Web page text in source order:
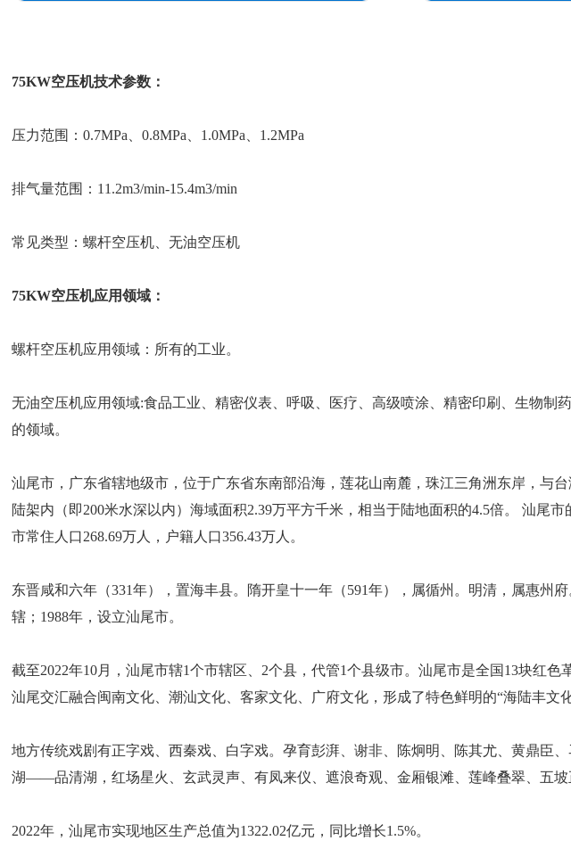
75KW空压机技术参数：
压力范围：0.7MPa、0.8MPa、1.0MPa、1.2MPa
排气量范围：11.2m3/min-15.4m3/min
常见类型：螺杆空压机、无油空压机
75KW空压机应用领域：
螺杆空压机应用领域：所有的工业。
无油空压机应用领域:食品工业、精密仪表、呼吸、医疗、高级喷涂、精密印刷、生物
的领域。
汕尾市，广东省辖地级市，位于广东省东南部沿海，莲花山南麓，珠江三角洲东岸，与
陆架内（即200米水深以内）海域面积2.39万平方千米，相当于陆地面积的4.5倍。 汕尾
市常住人口268.69万人，户籍人口356.43万人。
东晋咸和六年（331年），置海丰县。隋开皇十一年（591年），属循州。明清，属惠州
辖；1988年，设立汕尾市。
截至2022年10月，汕尾市辖1个市辖区、2个县，代管1个县级市。汕尾市是全国13块红
汕尾交汇融合闽南文化、潮汕文化、客家文化、广府文化，形成了特色鲜明的“海陆丰文化
地方传统戏剧有正字戏、西秦戏、白字戏。孕育彭湃、谢非、陈炯明、陈其尤、黄鼎臣
湖——品清湖，红场星火、玄武灵声、有凤来仪、遮浪奇观、金厢银滩、莲峰叠翠、五坡
2022年，汕尾市实现地区生产总值为1322.02亿元，同比增长1.5%。